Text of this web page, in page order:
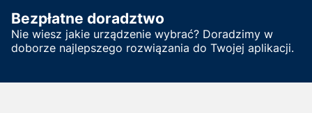
Bezpłatne doradztwo
Nie wiesz jakie urządzenie wybrać? Doradzimy w
doborze najlepszego rozwiązania do Twojej aplikacji.